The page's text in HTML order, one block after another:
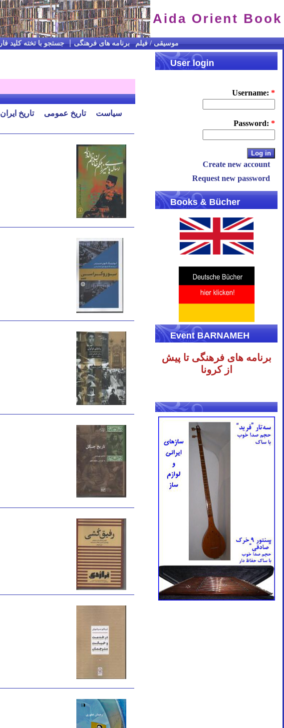
Aida Orient Book
CD / موسیقی / فیلم برنامه های فرهنگی جستجو با تخته کلید
سیاست تاریخ عمومی تاریخ
User login
Username: *
Password: *
Create new account
Request new password
Books & Bücher
Event BARNAMEH
برنامه های فرهنگی تا پیش
از کرونا